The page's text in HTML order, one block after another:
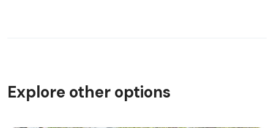
Explore other options